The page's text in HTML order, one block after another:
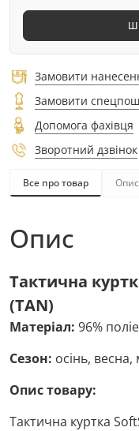
Замовити
Замовити
Допомога фахівця
Зворотний дзвінок
Все про товар Опис
Опис
Тактична
(TAN)
Матеріал: 96%
Сезон: осінь,
Опис товару:
Тактична куртка